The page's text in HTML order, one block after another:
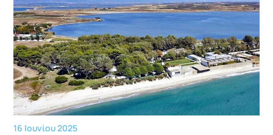
16 Ιουνίου 2025